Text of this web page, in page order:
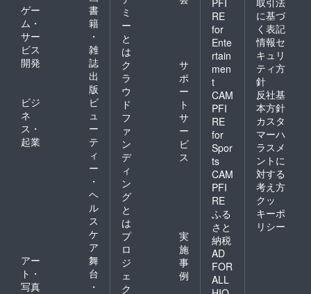
ゲー
ム・
サー
ビス
開発
書
籍
・
雑
誌
出
版
ビジ
ネ
ス・
起業
ビ
ュ
ー
テ
ィ
ー
・
ヘ
ル
ス
ケ
ア
アー
ト・
写真
舞
台
・
ミ
ー
と
は
ク
ラ
ウ
ド
フ
ァ
ン
デ
ィ
ン
グ
と
は
サ
ポ
ー
ト
サ
ー
ビ
ス
プ
ロ
ジ
ェ
ク
実
施
事
例
PFI
RE
for
Ente
rtain
men
t
CAM
PFI
RE
for
Spor
ts
CAM
PFI
RE
ふる
さと
納税
AD
FOR
ALL
に基づ
く表記
情報セ
キュリ
ティ方
針
反社基
本方針
カスタ
マーハ
ラスメ
ントに
対する
考え方
クッ
キーポ
リシー